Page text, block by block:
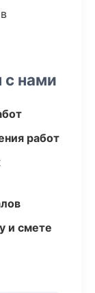
нами
работ
и смете